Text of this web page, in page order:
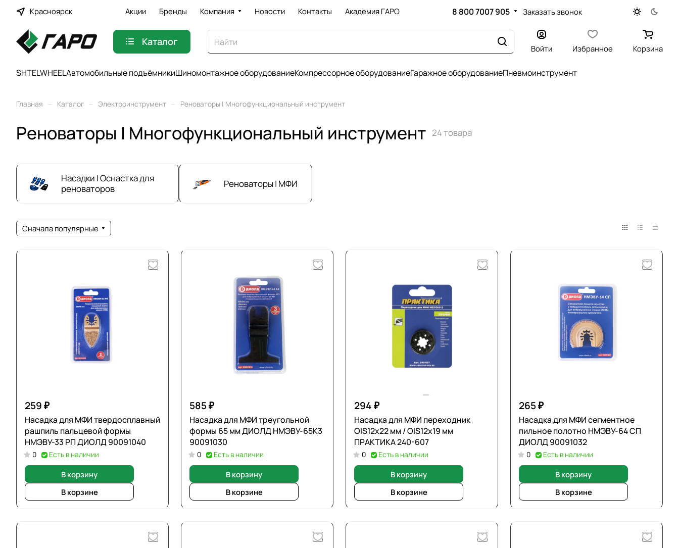
Красноярск Акции Бренды Компания Новости Контакты Академия ГАРО 8 800 7007 905 Заказать звонок
Каталог
Войти Избранное Корзина
SHTELWHEELАвтомобильные подъёмникиШиномонтажное оборудованиеКомпрессорное оборудованиеГаражное оборудованиеПневмоинструмент
Главная – Каталог – Электроинструмент – Реноваторы | Многофункциональный инструмент
Реноваторы | Многофункциональный инструмент 24 товара
Насадки | Оснастка для
реноваторов
Реноваторы | МФИ
Сначала популярные
259 ₽
Насадка для МФИ твердосплавный
рашпиль пальцевой формы
НМЭВУ-33 РП ДИОЛД 90091040
0 Есть в наличии
В корзину
В корзине
585 ₽
Насадка для МФИ треугольной
формы 65 мм ДИОЛД НМЭВУ-65К3
90091030
0 Есть в наличии
В корзину
В корзине
294 ₽
Насадка для МФИ переходник
OIS12x22 мм / OIS12x19 мм
ПРАКТИКА 240-607
0 Есть в наличии
В корзину
В корзине
265 ₽
Насадка для МФИ сегментное
пильное полотно НМЭВУ-64 СП
ДИОЛД 90091032
0 Есть в наличии
В корзину
В корзине